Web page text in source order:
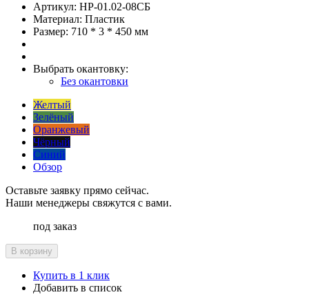
Артикул: НР-01.02-08СБ
Материал: Пластик
Размер: 710 * 3 * 450 мм
Выбрать окантовку:
Без окантовки
Желтый
Зелёный
Оранжевый
Чёрный
Синий
Обзор
Оставьте заявку прямо сейчас.
Наши менеджеры свяжутся с вами.
под заказ
В корзину
Купить в 1 клик
Добавить в список